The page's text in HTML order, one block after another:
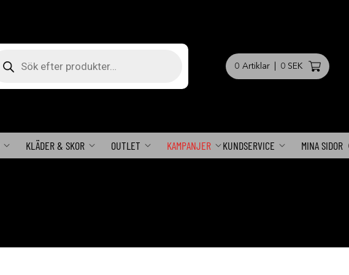
0 Artiklar 0 SEK
KLÄDER & SKOR OUTLET KAMPANJER KUNDSERVICE MINA SIDOR